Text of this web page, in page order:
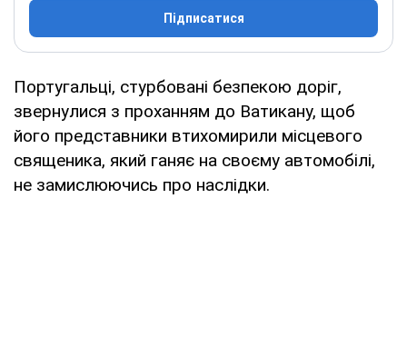
Підписатися
Португальці, стурбовані безпекою доріг,
звернулися з проханням до Ватикану, щоб
його представники втихомирили місцевого
священика, який ганяє на своєму автомобілі,
не замислюючись про наслідки.